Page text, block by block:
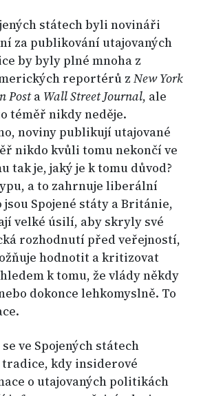
státech byli novináři
za publikování utajovaných
by byly plné mnoha z
reportérů z New York
Posta Wall Street Journal, ale
téměř nikdy neděje.
noviny publikují utajované
nikdo kvůli tomu nekončí ve
tak je, jaký je k tomu důvod?
a to zahrnuje liberální
Spojené státy a Británie,
velké úsilí, aby skryly své
rozhodnutí před veřejností,
hodnotit a kritizovat
k tomu, že vlády někdy
dokonce lehkomyslně. To
ve Spojených státech
kdy insiderové
o utajovaných politikách